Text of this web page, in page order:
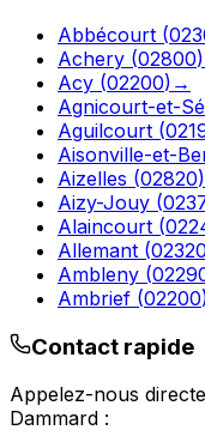
Abbécourt (
Achery (02800)
Acy (02200) →
Agnicourt-et-
Aguilcourt (
Aisonville-et-
Aizelles (02820)
Aizy-Jouy (
Alaincourt (
Allemant (02320
Ambleny (
Ambrief (02200
Contact rapide
Appelez-nous
Dammard :